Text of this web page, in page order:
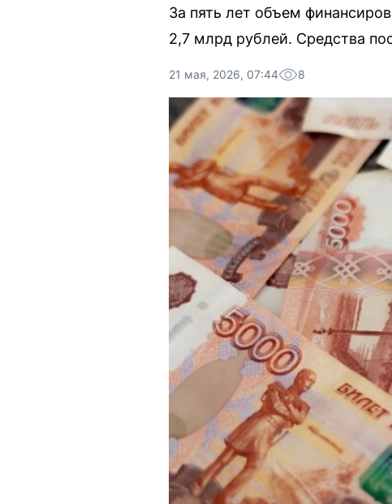
За пять лет объем
2,7 млрд рублей. Средства
21 мая, 2026, 07:44 8